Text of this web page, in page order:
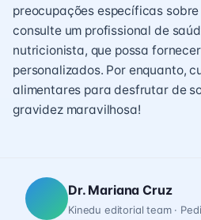
preocupações específicas
consulte um profissional de
nutricionista, que possa
personalizados. Por enquanto,
alimentares para desfrutar de
gravidez maravilhosa!
Dr. Mariana Cruz
Kinedu editorial team ·